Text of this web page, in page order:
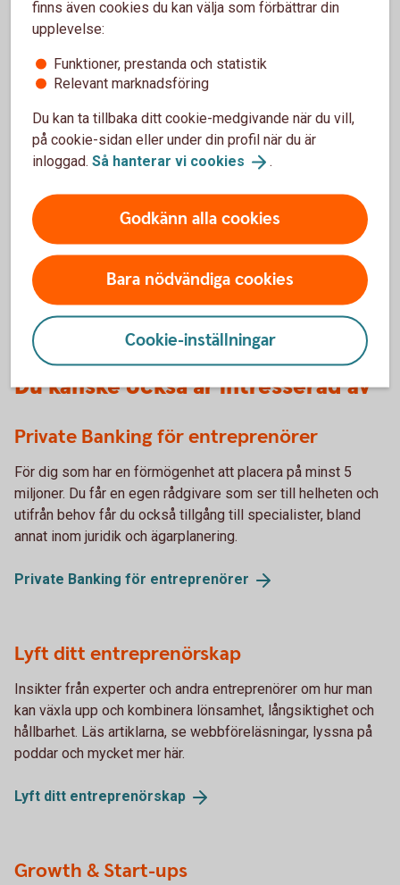
1071488226
Så förbereder du en
bolagsförsäljning
affärerna i livet. Med rätt förberedelser kan
processen bli både smidigare och mer
värdeskapande.
Så förbereder du enbolagsförsäljning
Du kanske också är intresserad av
Private Banking för entreprenörer
För dig som har en förmögenhet att placera på minst 5
miljoner. Du får en egen rådgivare som ser till helheten och
utifrån behov får du också tillgång till specialister, bland
annat inom juridik och ägarplanering.
Private Banking för entreprenörer
Lyft ditt entreprenörskap
Insikter från experter och andra entreprenörer om hur man
kan växla upp och kombinera lönsamhet, långsiktighet och
hållbarhet. Läs artiklarna, se webbföreläsningar, lyssna på
poddar och mycket mer här.
Lyft ditt entreprenörskap
Growth & Start-ups
finns även cookies du kan välja som förbättrar din
upplevelse:
Funktioner, prestanda och statistik
Relevant marknadsföring
Du kan ta tillbaka ditt cookie-medgivande när du vill,
på cookie-sidan eller under din profil när du är
inloggad. Så hanterar vi cookies .
Godkänn alla cookies
Bara nödvändiga cookies
Cookie-inställningar